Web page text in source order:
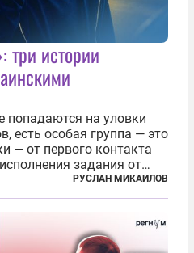
три истории
попадаются на уловки
есть особая группа — это
— от первого контакта
задания от
от двух часов до
превращают в
которые...
РУСЛАН МИКАИЛОВ